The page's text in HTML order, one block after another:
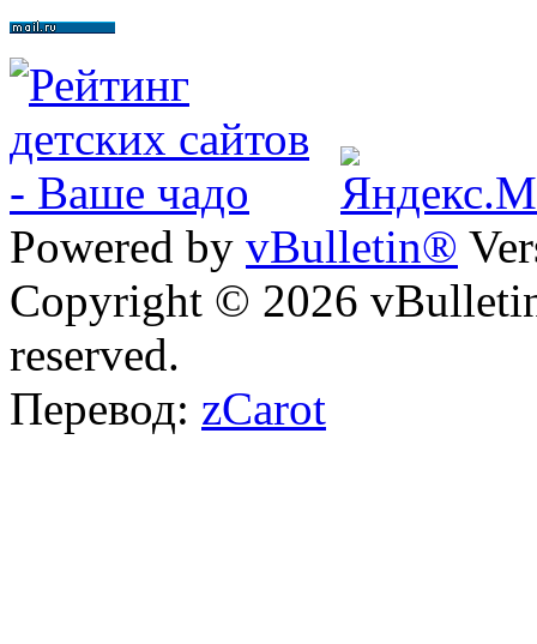
Powered by vBulletin®
Copyright © 2026
reserved.
Перевод: zCarot